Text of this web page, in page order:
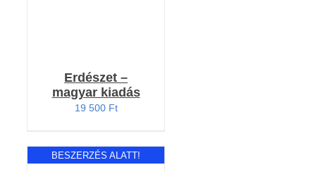
Erdészet –
magyar kiadás
19 500 Ft
BESZERZÉS ALATT!